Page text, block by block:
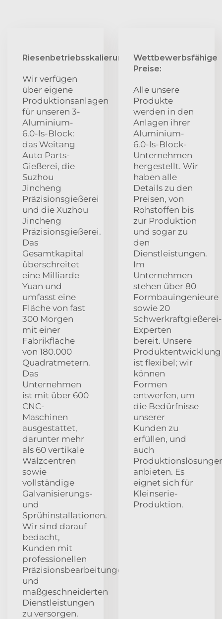
Riesenbetriebsskalierung:
Wir verfügen
über eigene
Produktionsanlagen
für unseren 3-
Aluminium-
6.0-ls-Block:
das Weitang
Auto Parts-
Gießerei, die
Suzhou
Jincheng
Präzisionsgießerei
und die Xuzhou
Jincheng
Präzisionsgießerei.
Das
Gesamtkapital
überschreitet
eine Milliarde
Yuan und
umfasst eine
Fläche von fast
300 Morgen
mit einer
Fabrikfläche
von 180.000
Quadratmetern.
Das
Unternehmen
ist mit über 600
CNC-
Maschinen
ausgestattet,
darunter mehr
als 60 vertikale
Wälzcentren
sowie
vollständige
Galvanisierungs-
und
Sprühinstallationen.
Wir sind darauf
bedacht,
Kunden mit
professionellen
Präzisionsbearbeitungen
und
maßgeschneiderten
Dienstleistungen
zu versorgen.
Wettbewerbsfähige
Preise:
Alle unsere
Produkte
werden in den
Anlagen ihrer
Aluminium-
6.0-ls-Block-
Unternehmen
hergestellt. Wir
haben alle
Details zu den
Preisen, von
Rohstoffen bis
zur Produktion
und sogar zu
den
Dienstleistungen.
Im
Unternehmen
stehen über 80
Formbauingenieure
sowie 20
Schwerkraftgießerei-
Experten
bereit. Unsere
Produktentwicklung
ist flexibel; wir
können
Formen
entwerfen, um
die Bedürfnisse
unserer
Kunden zu
erfüllen, und
auch
anbieten. Es
eignet sich für
Kleinserie-
Produktion.